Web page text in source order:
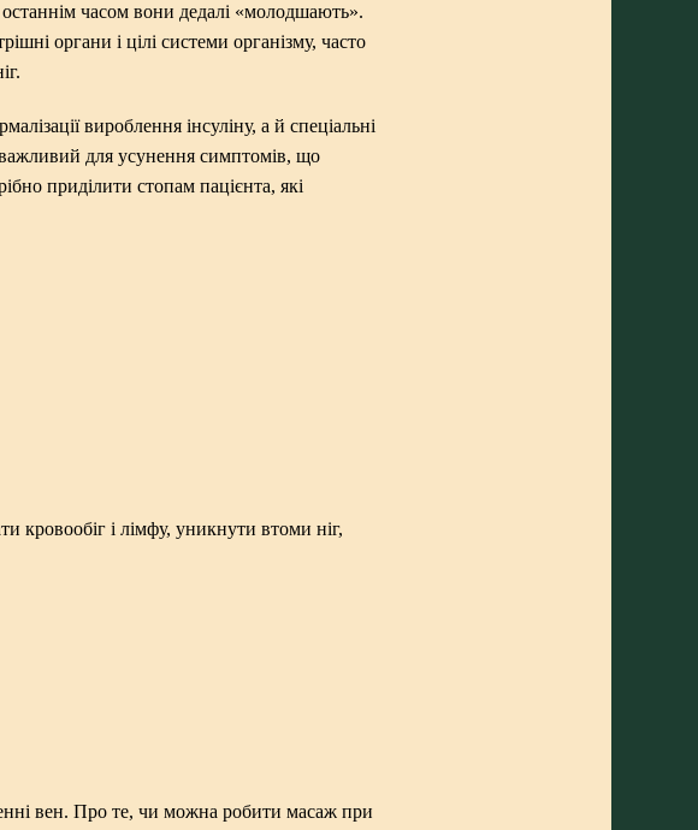
часом вони дедалі «молодшають».
органи і цілі системи організму, часто
вироблення інсуліну, а й спеціальні
для усунення симптомів, що
приділити стопам пацієнта, які
кровообіг і лімфу, уникнути втоми ніг,
вен. Про те, чи можна робити масаж при